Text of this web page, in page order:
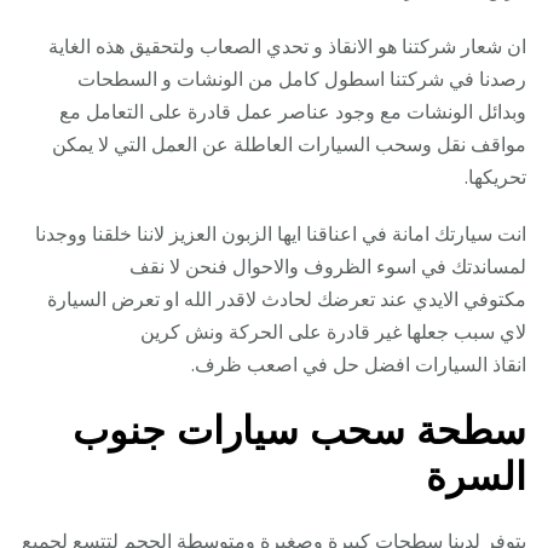
ان شعار شركتنا هو الانقاذ و تحدي الصعاب ولتحقيق هذه الغاية
رصدنا في شركتنا اسطول كامل من الونشات و السطحات
وبدائل الونشات مع وجود عناصر عمل قادرة على التعامل مع
مواقف نقل وسحب السيارات العاطلة عن العمل التي لا يمكن
تحريكها.
انت سيارتك امانة في اعناقنا ايها الزبون العزيز لاننا خلقنا ووجدنا
لمساندتك في اسوء الظروف والاحوال فنحن لا نقف
مكتوفي الايدي عند تعرضك لحادث لاقدر الله او تعرض السيارة
لاي سبب جعلها غير قادرة على الحركة ونش كرين
انقاذ السيارات افضل حل في اصعب ظرف.
سطحة سحب سيارات جنوب
السرة
يتوفر لدينا سطحات كبيرة وصغيرة ومتوسطة الحجم لتتسع لجميع